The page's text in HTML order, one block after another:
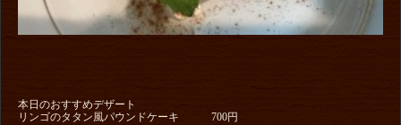
本日のおすすめデザート
リンゴのタタン風パウンドケーキ 700円